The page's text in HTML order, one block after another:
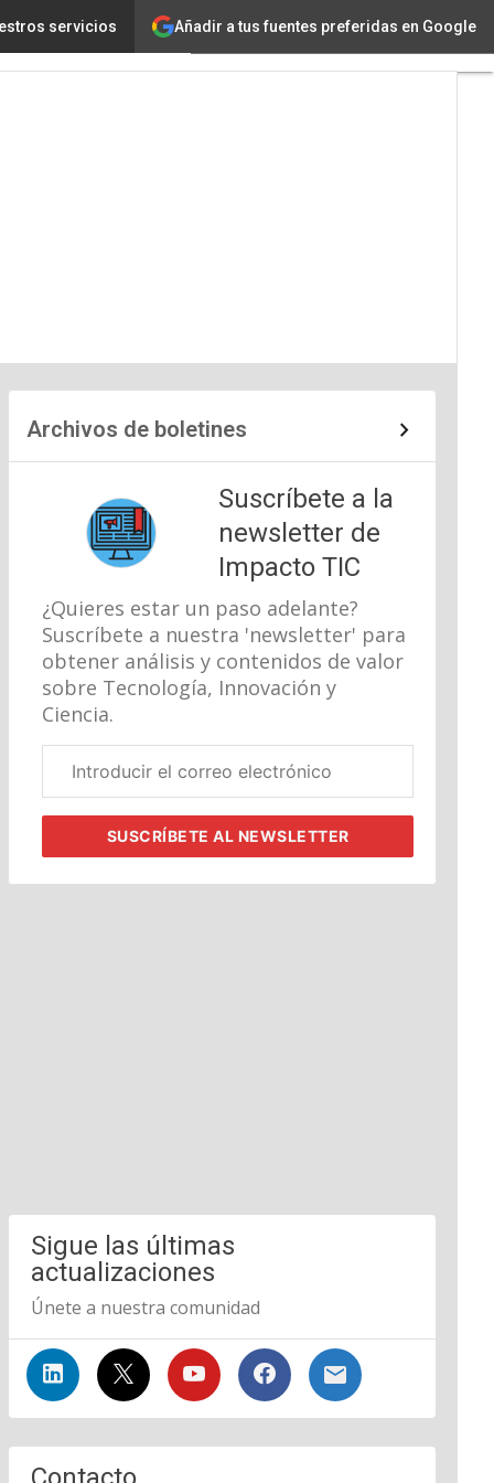
Añadir a tus fuentes preferidas en Google
servicios
Archivos de boletines
Suscríbete a la
newsletter de
Impacto TIC
¿Quieres estar un paso adelante?
Suscríbete a nuestra 'newsletter' para
obtener análisis y contenidos de valor
sobre Tecnología, Innovación y
Ciencia.
electrónico
SUSCRÍBETE AL NEWSLETTER
Sigue las últimas
actualizaciones
Únete a nuestra comunidad